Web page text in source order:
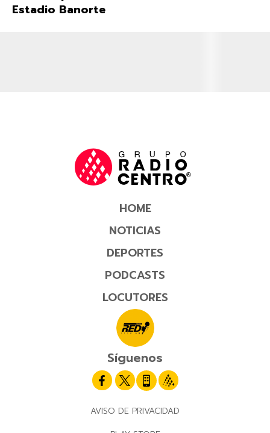
Estadio Banorte
HOME
NOTICIAS
DEPORTES
PODCASTS
LOCUTORES
Síguenos
AVISO DE PRIVACIDAD